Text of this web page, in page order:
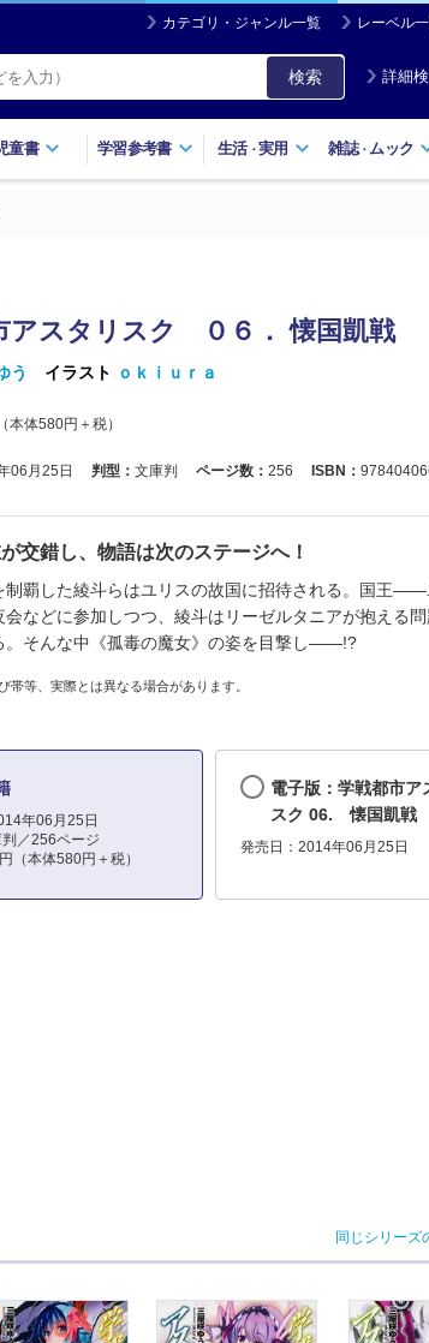
カテゴリ・ジャンル一覧 レーベル
検索 詳細
童書 学習参考書 生活・実用 雑誌・ ムック
アスタリスク ０６． 懐国凱戦
う イラスト ｏｋｉｕｒａ
本体580円＋税）
06月25日 判型： 文庫判 ページ数： 256 ISBN：
交錯し、物語は次のステージへ！
制覇した綾斗らはユリスの故国に招待される。国王
会などに参加しつつ、綾斗はリーゼルタニアが抱える
。そんな中《孤毒の魔女》の姿を目撃し――!?
帯等、実際とは異なる場合があります。
年06月25日
／256ページ
（本体580円＋税）
電子版：学戦都市ア
スク 06. 懐国凱戦
発売日：2014年06月25日
同じシリーズ